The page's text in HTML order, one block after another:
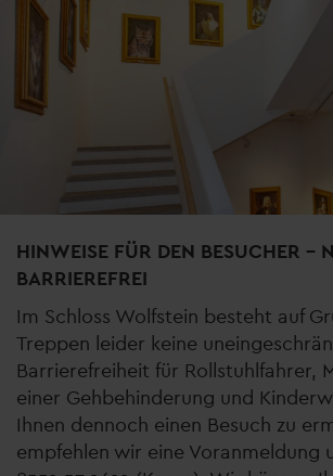
HINWEISE FÜR DEN BESUCHER -
BARRIEREFREI
Im Schloss Wolfstein besteht auf
Treppen leider keine
Barrierefreiheit für Rollstuhlfahrer,
einer Gehbehinderung und
Ihnen dennoch einen Besuch zu
empfehlen wir eine Voranmeldung